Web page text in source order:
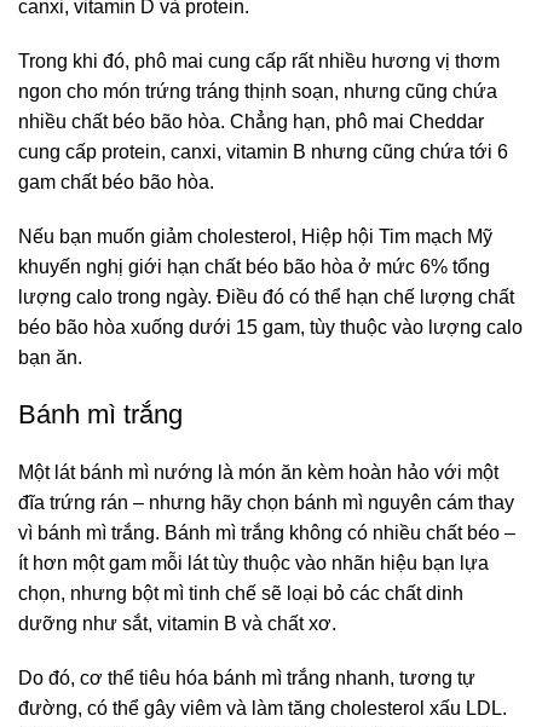
canxi, vitamin D và protein.
Trong khi đó, phô mai cung cấp rất nhiều hương vị thơm
ngon cho món trứng tráng thịnh soạn, nhưng cũng chứa
nhiều chất béo bão hòa. Chẳng hạn, phô mai Cheddar
cung cấp protein, canxi, vitamin B nhưng cũng chứa tới 6
gam chất béo bão hòa.
Nếu bạn muốn giảm cholesterol, Hiệp hội Tim mạch Mỹ
khuyến nghị giới hạn chất béo bão hòa ở mức 6% tổng
lượng calo trong ngày. Điều đó có thể hạn chế lượng chất
béo bão hòa xuống dưới 15 gam, tùy thuộc vào lượng calo
bạn ăn.
Bánh mì trắng
Một lát bánh mì nướng là món ăn kèm hoàn hảo với một
đĩa trứng rán – nhưng hãy chọn bánh mì nguyên cám thay
vì bánh mì trắng. Bánh mì trắng không có nhiều chất béo –
ít hơn một gam mỗi lát tùy thuộc vào nhãn hiệu bạn lựa
chọn, nhưng bột mì tinh chế sẽ loại bỏ các chất dinh
dưỡng như sắt, vitamin B và chất xơ.
Do đó, cơ thể tiêu hóa bánh mì trắng nhanh, tương tự
đường, có thể gây viêm và làm tăng cholesterol xấu LDL.